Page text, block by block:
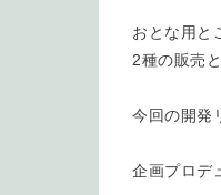
おとな用と
2種の販売
今回の開発
企画プロデ